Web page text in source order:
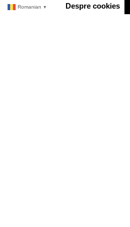
Despre cookies
Romanian ▼